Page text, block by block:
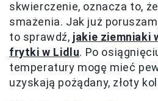
skwierczenie, oznacza to,
smażenia. Jak już
to sprawdź, jakie ziemniaki
frytki w Lidlu. Po
temperatury mogę mieć
uzyskają pożądany, złoty